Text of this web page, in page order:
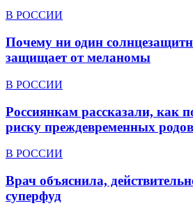
В РОССИИ
Почему ни один
защищает от меланомы
В РОССИИ
Россиянкам рассказали, как
риску преждевременных родов
В РОССИИ
Врач объяснила,
суперфуд